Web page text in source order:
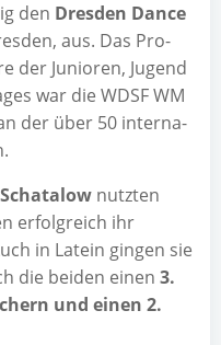
den Dres­den Dance
aus. Das Pro­
der Junio­ren, Jugend
war die WDSF WM
der über 50 inter­na­
nutz­ten
erfolg­reich ihr
in Latein gin­gen sie
die bei­den einen 3.
und einen 2.